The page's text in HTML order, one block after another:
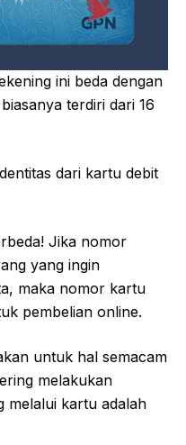
ini beda dengan
terdiri dari 16
dari kartu debit
Jika nomor
yang ingin
maka nomor kartu
pembelian online.
untuk hal semacam
melakukan
melalui kartu adalah